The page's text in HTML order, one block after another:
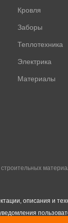
Кровля
Заборы
Теплотехника
Электрика
Материалы
описания и